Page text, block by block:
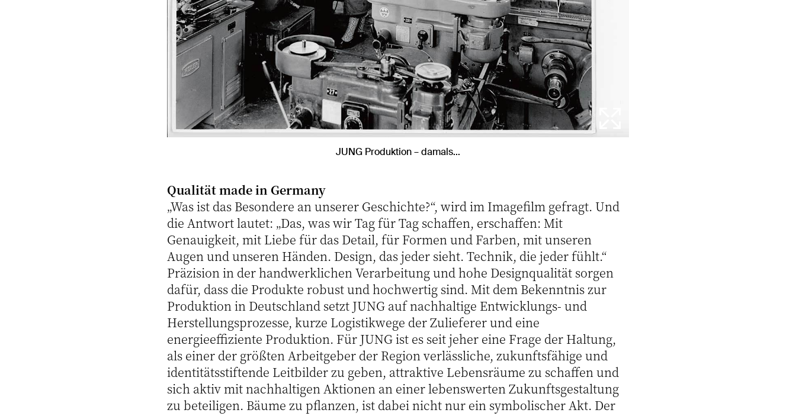
JUNG Produktion – damals...
Qualität made in Germany
„Was ist das Besondere an unserer Geschichte?“, wird im Imagefilm gefragt. Und
die Antwort lautet: „Das, was wir Tag für Tag schaffen, erschaffen: Mit
Genauigkeit, mit Liebe für das Detail, für Formen und Farben, mit unseren
Augen und unseren Händen. Design, das jeder sieht. Technik, die jeder fühlt.“
Präzision in der handwerklichen Verarbeitung und hohe Designqualität sorgen
dafür, dass die Produkte robust und hochwertig sind. Mit dem Bekenntnis zur
Produktion in Deutschland setzt JUNG auf nachhaltige Entwicklungs- und
Herstellungsprozesse, kurze Logistikwege der Zulieferer und eine
energieeffiziente Produktion. Für JUNG ist es seit jeher eine Frage der Haltung,
als einer der größten Arbeitgeber der Region verlässliche, zukunftsfähige und
identitätsstiftende Leitbilder zu geben, attraktive Lebensräume zu schaffen und
sich aktiv mit nachhaltigen Aktionen an einer lebenswerten Zukunftsgestaltung
zu beteiligen. Bäume zu pflanzen, ist dabei nicht nur ein symbolischer Akt. Der